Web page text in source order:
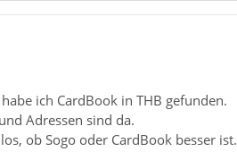
ich CardBook in THB gefunden.
Adressen sind da.
ob Sogo oder CardBook besser ist.